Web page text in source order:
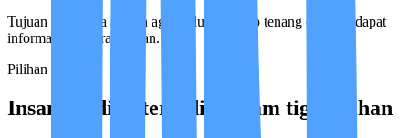
Tujuan utamanya adalah agar keluarga tetap tenang dan mendapat
informasi yang transparan.
Pilihan Layanan
Insan Medika tersedia dalam tiga pilihan